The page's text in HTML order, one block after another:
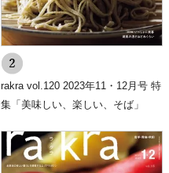
rakra vol.120 2023年11・12月号 特
集「美味しい、楽しい、そば」